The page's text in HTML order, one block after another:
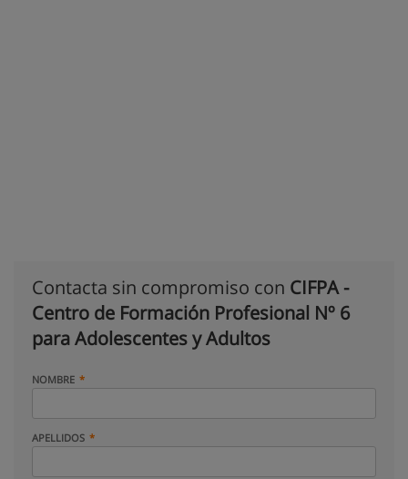
Contacta sin compromiso con CIFPA -
Centro de Formación Profesional Nº 6
para Adolescentes y Adultos
NOMBRE
APELLIDOS